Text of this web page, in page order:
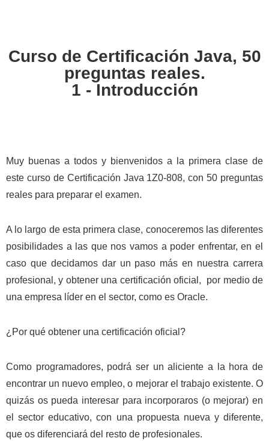
navegación
principal
barra
Curso de Certificación Java, 50
preguntas reales.
1 - Introducción
Muy buenas a todos y bienvenidos a la primera clase de
este curso de Certificación Java 1Z0-808, con 50 preguntas
reales para preparar el examen.
A lo largo de esta primera clase, conoceremos las diferentes
posibilidades a las que nos vamos a poder enfrentar, en el
caso que decidamos dar un paso más en nuestra carrera
profesional, y obtener una certificación oficial, por medio de
una empresa líder en el sector, como es Oracle.
¿Por qué obtener una certificación oficial?
Como programadores, podrá ser un aliciente a la hora de
encontrar un nuevo empleo, o mejorar el trabajo existente. O
quizás os pueda interesar para incorporaros (o mejorar) en
el sector educativo, con una propuesta nueva y diferente,
que os diferenciará del resto de profesionales.